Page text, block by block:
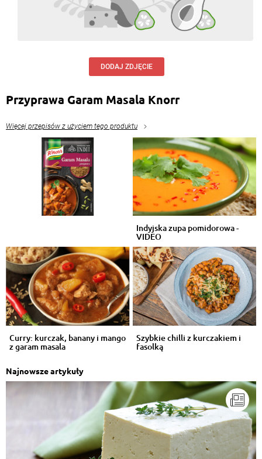
DODAJ ZDJĘCIE
Przyprawa Garam Masala Knorr
Więcej przepisów z użyciem tego produktu
Indyjska zupa pomidorowa -
VIDEO
Curry: kurczak, banany i mango
z garam masala
Szybkie chilli z kurczakiem i
fasolką
Najnowsze artykuły